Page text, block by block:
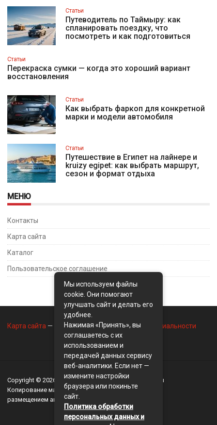
Статьи
Путеводитель по Таймыру: как
спланировать поездку, что
посмотреть и как подготовиться
Статьи
Перекраска сумки — когда это хороший вариант
восстановления
Статьи
Как выбрать фаркоп для конкретной
марки и модели автомобиля
Статьи
Путешествие в Египет на лайнере и
kruizy egipet: как выбрать маршрут,
сезон и формат отдыха
МЕНЮ
Контакты
Карта сайта
Каталог
Пользовательское соглашение
Карта сайта — Контакты— Политика конфиденциальности
Copyright © 2026 BusinessMix- Экономика и финансы
Копирование материалов разрешается, только с
размещением активной ссылки на сайт
Мы используем файлы
cookie. Они помогают
улучшать сайт и делать его
удобнее.
Нажимая «Принять», вы
соглашаетесь с их
использованием и
передачей данных сервису
веб-аналитики. Если нет —
измените настройки
браузера или покиньте
сайт.
Политика обработки
персональных данных и